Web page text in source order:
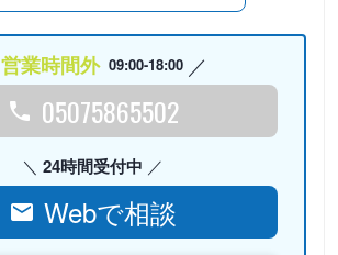
営業時間外 09:00-18:00
05075865502
24時間受付中
Webで相談